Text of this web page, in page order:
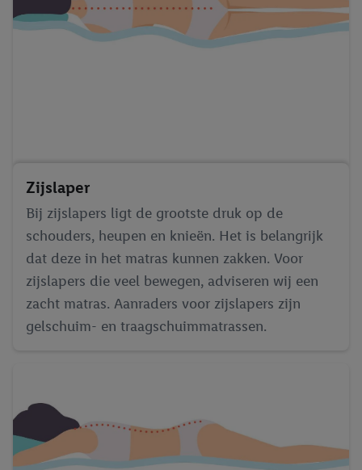
Zijslaper
Bij zijslapers ligt de grootste druk op de
schouders, heupen en knieën. Het is belangrijk
dat deze in het matras kunnen zakken. Voor
zijslapers die veel bewegen, adviseren wij een
zacht matras. Aanraders voor zijslapers zijn
gelschuim- en traagschuimmatrassen.
inclusief over de opslagperiode van de gegevens en je recht om
jouw toestemming op elk gewenst moment in te trekken, vind je
privacyverklaring
Je vindt de impressum voor de Lidl